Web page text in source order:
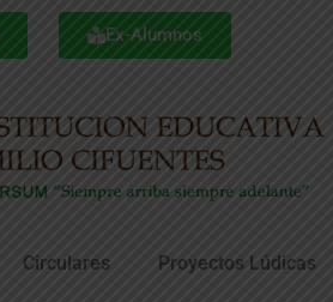
Ex-Alumnos
Circulares Proyectos Lúdicas